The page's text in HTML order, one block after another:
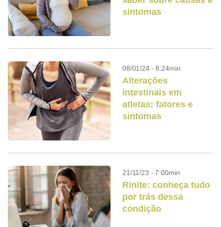
sintomas
08/01/24 - 8:24min
Alterações
intestinais em
atletas: fatores e
sintomas
21/11/23 - 7:00min
Rinite: conheça tudo
por trás dessa
condição